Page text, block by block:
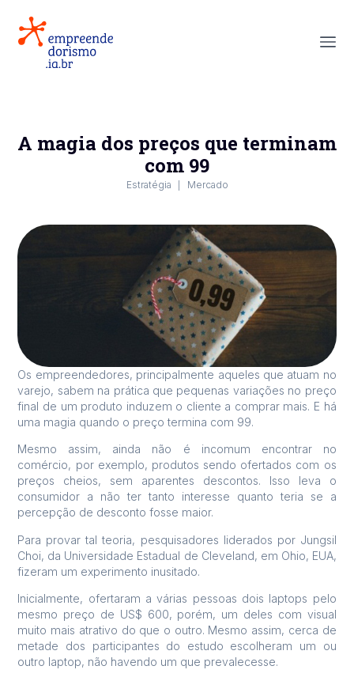
A magia dos preços que terminam
com 99
Estratégia Mercado
Os empreendedores, principalmente aqueles que atuam no
varejo, sabem na prática que pequenas variações no preço
final de um produto induzem o cliente a comprar mais. E há
uma magia quando o preço termina com 99.
Mesmo assim, ainda não é incomum encontrar no
comércio, por exemplo, produtos sendo ofertados com os
preços cheios, sem aparentes descontos. Isso leva o
consumidor a não ter tanto interesse quanto teria se a
percepção de desconto fosse maior.
Para provar tal teoria, pesquisadores liderados por Jungsil
Choi, da Universidade Estadual de Cleveland, em Ohio, EUA,
fizeram um experimento inusitado.
Inicialmente, ofertaram a várias pessoas dois laptops pelo
mesmo preço de US$ 600, porém, um deles com visual
muito mais atrativo do que o outro. Mesmo assim, cerca de
metade dos participantes do estudo escolheram um ou
outro laptop, não havendo um que prevalecesse.